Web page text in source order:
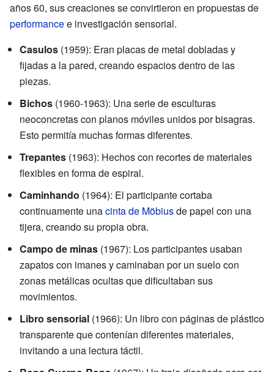
años 60, sus creaciones se convirtieron en propuestas de
performancee investigación sensorial.
Casulos (1959): Eran placas de metal dobladas y
fijadas a la pared, creando espacios dentro de las
piezas.
Bichos (1960-1963): Una serie de esculturas
neoconcretas con planos móviles unidos por bisagras.
Esto permitía muchas formas diferentes.
Trepantes (1963): Hechos con recortes de materiales
flexibles en forma de espiral.
Caminhando (1964): El participante cortaba
continuamente unacinta de Möbiusde papel con una
tijera, creando su propia obra.
Campo de minas (1967): Los participantes usaban
zapatos con imanes y caminaban por un suelo con
zonas metálicas ocultas que dificultaban sus
movimientos.
Libro sensorial (1966): Un libro con páginas de plástico
transparente que contenían diferentes materiales,
invitando a una lectura táctil.